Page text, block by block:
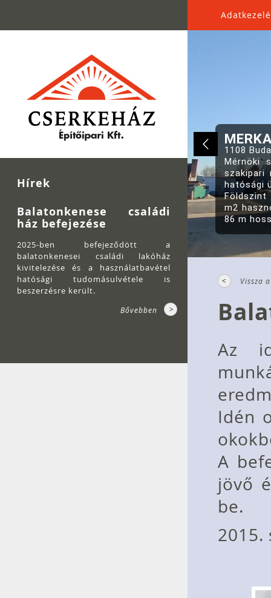
Hírek
Balatonkenese családi
ház befejezése
2025-ben befejeződött a
balatonkenesei családi lakóház
kivitelezése és a használatbavétel
hatósági tudomásulvétele is
beszerzésre került.
Bővebben
Vissza
Az
Idén
A
jövő
be.